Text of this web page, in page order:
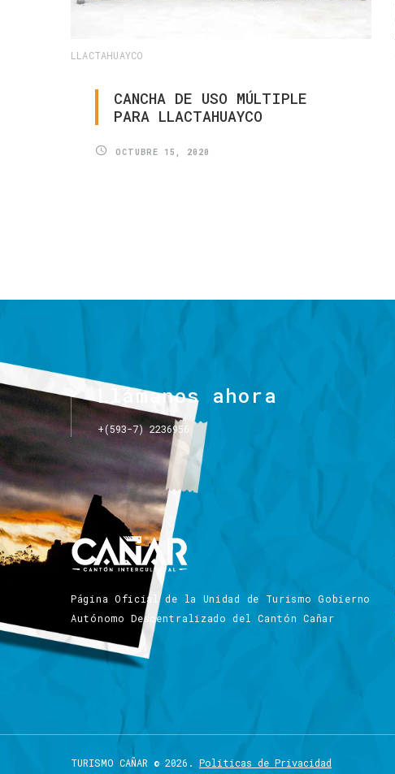
LLACTAHUAYCO
CANCHA DE USO MÚLTIPLE
PARA LLACTAHUAYCO
OCTUBRE 15, 2020
Llámanos ahora
+(593-7) 2236956
Página Oficial de la Unidad de Turismo Gobierno
Autónomo Descentralizado del Cantón Cañar
TURISMO CAÑAR © 2026. Políticas de Privacidad